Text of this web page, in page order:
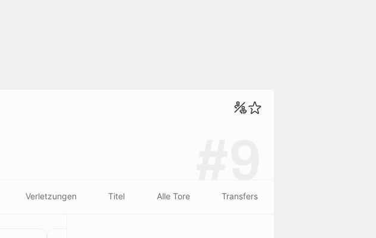
Verletzungen Titel Alle Tore Transfers